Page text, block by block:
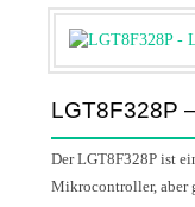
LGT8F328P
Der LGT8F328P ist
Mikrocontroller, aber